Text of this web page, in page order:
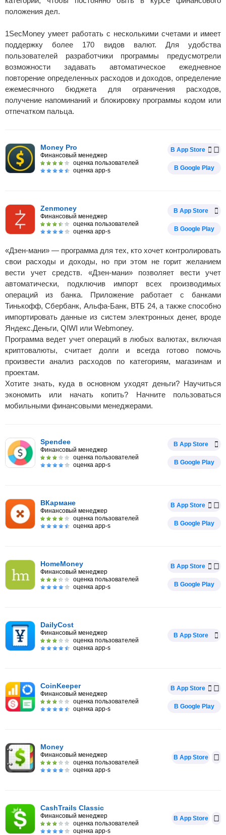
положения дел.
1SecMoney умеет работать с несколькими счетами и имеет
поддержку более 170 видов валют. Для удобства
пользователей разработчики программы предусмотрели
возможности задавать автоматическое ежедневное
повторение определенных расходов и доходов, определение
ежемесячного бюджета для ограничения расходов,
получение напоминаний и блокировку программы кодом или
отпечатком пальца.
Money Pro
Финансовый менеджер
оценка пользователей
оценка app-s
В App Store
В Google Play
Zenmoney
Финансовый менеджер
оценка пользователей
оценка app-s
В App Store
В Google Play
«Дзен-мани» — программа для тех, кто хочет контролировать
свои расходы и доходы, но при этом не горит желанием
вести учет средств. «Дзен-мани» позволяет вести учет
автоматически, подключив импорт всех производимых
операций из банка. Приложение работает с банками
Тинькофф, Сбербанк, Альфа-Банк, ВТБ 24, а также способно
импортировать данные из систем электронных денег, вроде
Яндекс.Деньги, QIWI или Webmoney.
Программа ведет учет операций в любых валютах, включая
криптовалюты, считает долги и всегда готово помочь
произвести анализ расходов по категориям, магазинам и
проектам.
Хотите знать, куда в основном уходят деньги? Научиться
экономить или начать копить? Начните пользоваться
мобильными финансовыми менеджерами.
Spendee
Финансовый менеджер
оценка пользователей
оценка app-s
В App Store
В Google Play
ВКармане
Финансовый менеджер
оценка пользователей
оценка app-s
В App Store
В Google Play
HomeMoney
Финансовый менеджер
оценка пользователей
оценка app-s
В App Store
В Google Play
DailyCost
Финансовый менеджер
оценка пользователей
оценка app-s
В App Store
CoinKeeper
Финансовый менеджер
оценка пользователей
оценка app-s
В App Store
В Google Play
Money
Финансовый менеджер
оценка пользователей
оценка app-s
В App Store
CashTrails Classic
Финансовый менеджер
оценка пользователей
оценка app-s
В App Store